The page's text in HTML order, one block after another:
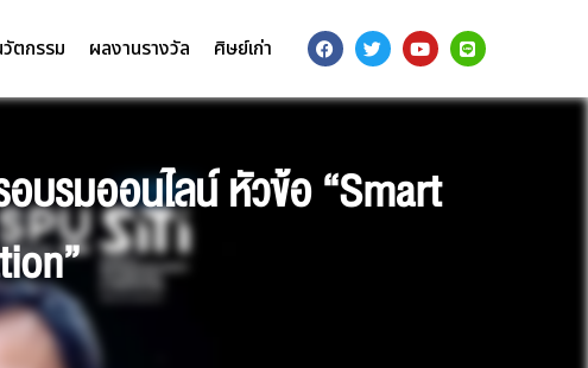
ตกรรม ผลงานรางวัล ศิษย์เก่า
บรมออนไลน์ หัวข้อ “Smart